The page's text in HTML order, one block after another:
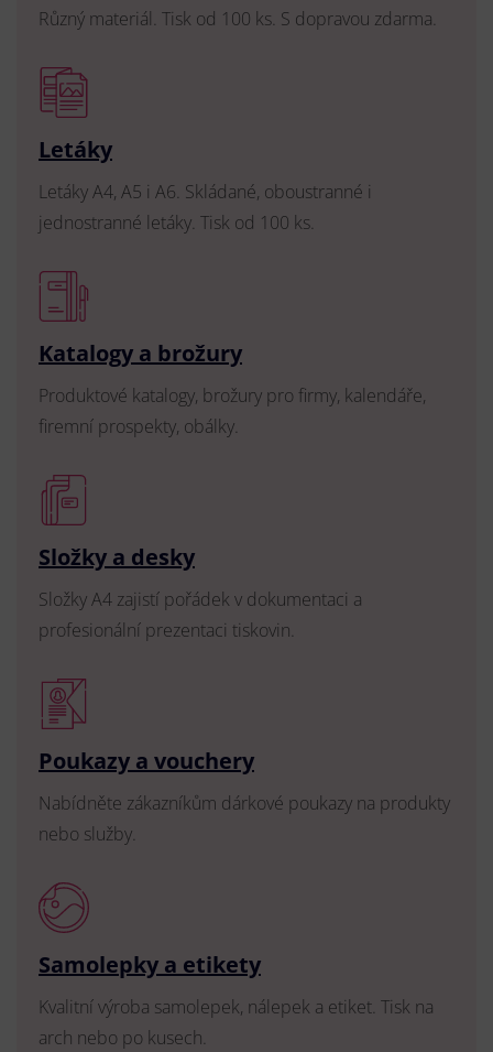
Různý materiál. Tisk od 100 ks. S dopravou zdarma.
Letáky
Letáky A4, A5 i A6. Skládané, oboustranné i
jednostranné letáky. Tisk od 100 ks.
Katalogy a brožury
Produktové katalogy, brožury pro firmy, kalendáře,
firemní prospekty, obálky.
Složky a desky
Složky A4 zajistí pořádek v dokumentaci a
profesionální prezentaci tiskovin.
Poukazy a vouchery
Nabídněte zákazníkům dárkové poukazy na produkty
nebo služby.
Samolepky a etikety
Kvalitní výroba samolepek, nálepek a etiket. Tisk na
arch nebo po kusech.